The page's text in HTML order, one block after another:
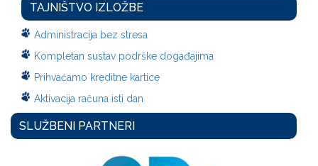
TAJNIŠTVO IZLOŽBE
Administracija bez stresa
Kompletan sustav podrške događajima
Prihvaćamo kreditne kartice
Aktivacija računa isti dan
SLUŽBENI PARTNERI